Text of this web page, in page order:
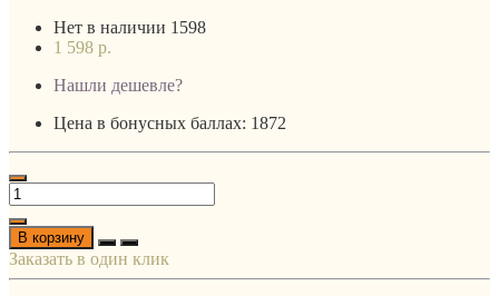
Нет в наличии 1598
1 598 р.
Нашли дешевле?
Цена в бонусных баллах: 1872
В корзину
Заказать в один клик